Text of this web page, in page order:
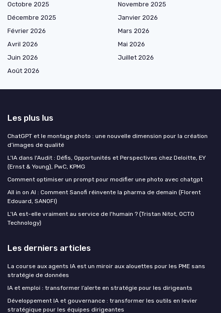
Octobre 2025
Novembre 2025
Décembre 2025
Janvier 2026
Février 2026
Mars 2026
Avril 2026
Mai 2026
Juin 2026
Juillet 2026
Août 2026
Les plus lus
ChatGPT et le montage photo : une nouvelle dimension pour la création
d’images de qualité
L'IA dans l'Audit : Défis, Opportunités et Perspectives chez Deloitte, EY
(Ernst & Young), PwC, KPMG
Comment optimiser un prompt pour modifier une photo avec chatgpt
All in on AI : Comment Sanofi réinvente la pharma de demain (Florent
Edouard, SANOFI)
L'IA est-elle vraiment au service de l'humain ? (Tristan Nitot, OCTO
Technology)
Les derniers articles
La course aux agents IA est un miroir aux alouettes pour les PME sans
stratégie de données
IA et emploi : transformer l’alerte en stratégie pour les dirigeants
Développement IA et gouvernance : transformer les outils en levier
stratégique pour les équipes dirigeantes